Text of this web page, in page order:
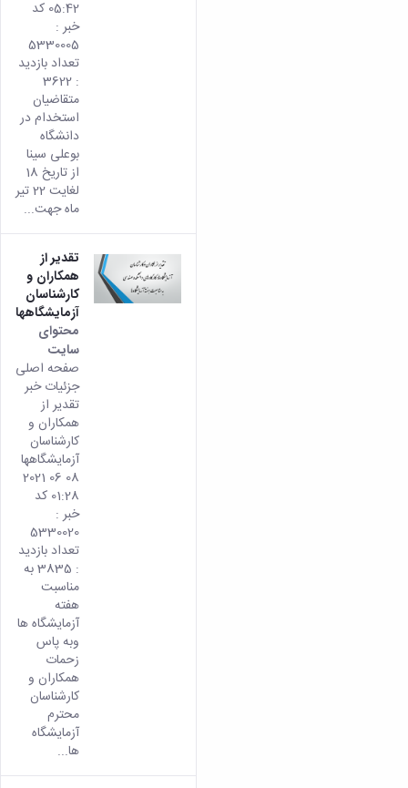
05:42 کد
خبر :
5330005
تعداد بازدید
: 3622
متقاضیان
استخدام در
دانشگاه
بوعلی سینا
از تاریخ 18
لغایت 22 تیر
ماه جهت...
تقدیر از
همکاران و
کارشناسان
آزمایشگاهها
محتوای
سایت
صفحه اصلی
جزئیات خبر
تقدیر از
همکاران و
کارشناسان
آزمایشگاهها
08 06 2021
01:28 کد
خبر :
5330020
تعداد بازدید
: 3835 به
مناسبت
هفته
آزمایشگاه ها
وبه پاس
زحمات
همکاران و
کارشناسان
محترم
آزمایشگاه
ها...